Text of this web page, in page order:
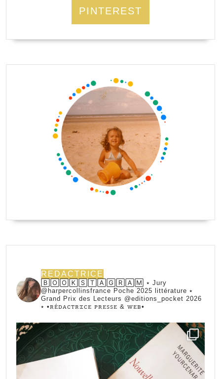
PINTEREST
REDACTRICE
🄱🄾🄾🄺🅂🅃🄰🄶🅁🄰🄼 ⭑ Jury
@harpercollinsfrance Poche 2025 littérature ⭑
Grand Prix des Lecteurs @editions_pocket 2026
⭑ •ꭱꭼ́ꭰꭺꮯꭲꭱꮖꮯꭼ ꮲꭱꭼꮪꮪꭼ & ꮃꭼᏼ•